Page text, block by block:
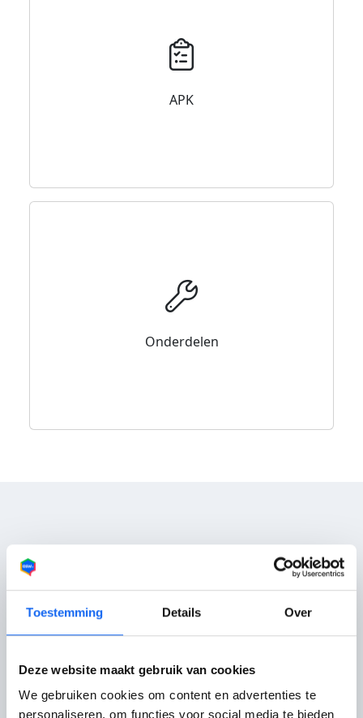
Toestemming Details Over
Deze website maakt gebruik van cookies
We gebruiken cookies om content en advertenties te
personaliseren, om functies voor social media te bieden
APK
Onderdelen
Keed uit
Nuland
18-07-2022
Autodemontagebedrijf W. de Laat